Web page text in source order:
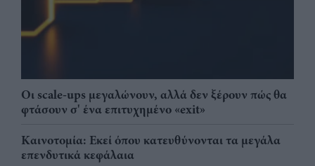
Οι scale-ups μεγαλώνουν, αλλά δεν ξέρουν πώς θα
φτάσουν σ' ένα επιτυχημένο «exit»
Καινοτομία: Εκεί όπου κατευθύνονται τα μεγάλα
επενδυτικά κεφάλαια